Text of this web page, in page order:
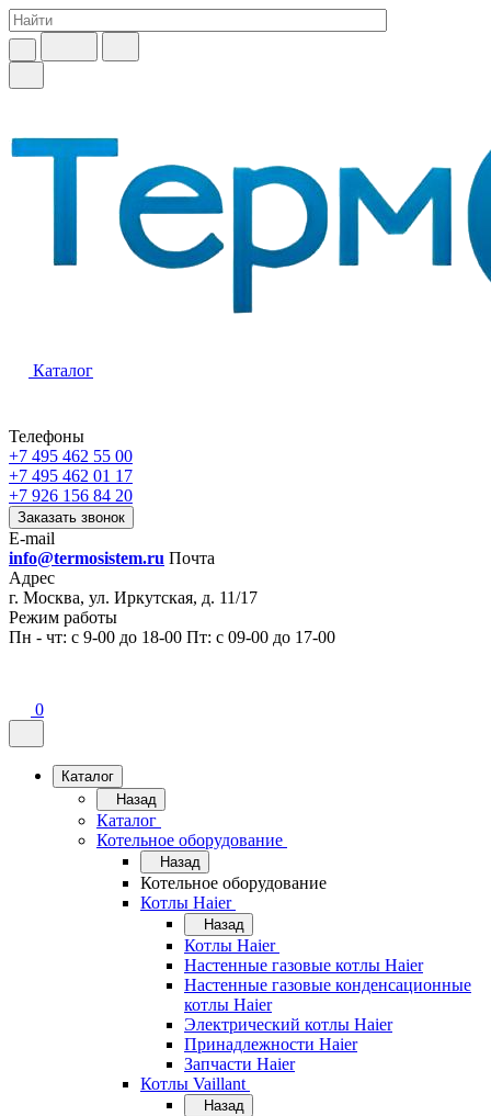
Каталог
Телефоны
+7 495 462 55 00
+7 495 462 01 17
+7 926 156 84 20
Заказать звонок
E-mail
info@termosistem.ru Почта
Адрес
г. Москва, ул. Иркутская, д. 11/17
Режим работы
Пн - чт: с 9-00 до 18-00 Пт: с 09-00 до 17-00
0
Каталог
Назад
Каталог
Котельное оборудование
Назад
Котельное оборудование
Котлы Haier
Назад
Котлы Haier
Настенные газовые котлы Haier
Настенные газовые конденсационные
котлы Haier
Электрический котлы Haier
Принадлежности Haier
Запчасти Haier
Котлы Vaillant
Назад